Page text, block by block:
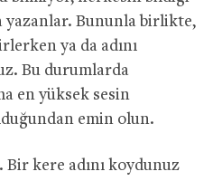
yazanlar. Bununla birlikte,
ya da adını
Bu durumlarda
en yüksek sesin
emin olun.
kere adını koydunuz